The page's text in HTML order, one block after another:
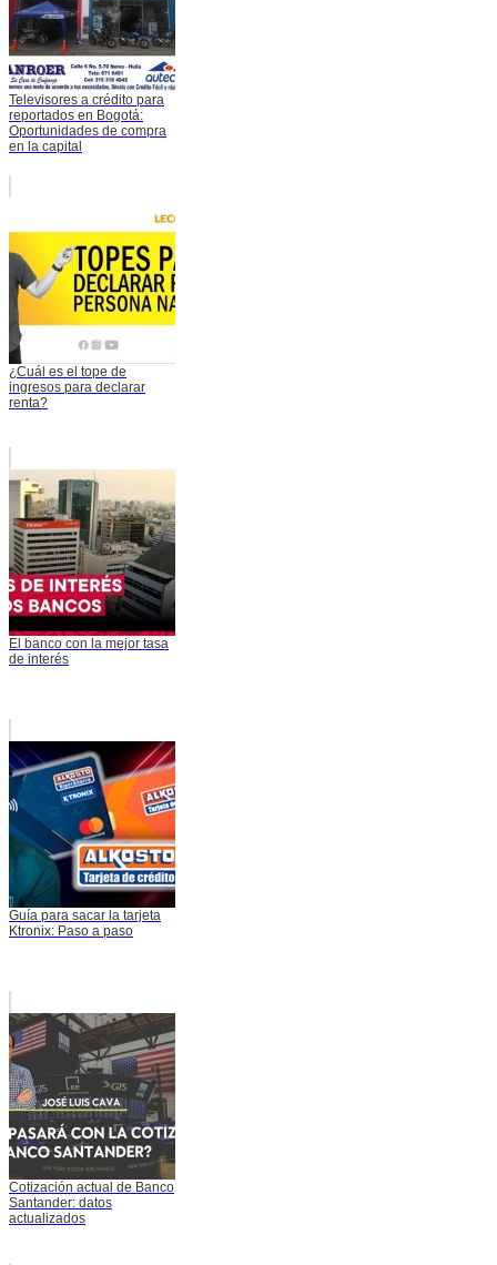
Televisores a crédito para
reportados en Bogotá:
Oportunidades de compra
en la capital
¿Cuál es el tope de
ingresos para declarar
renta?
El banco con la mejor tasa
de interés
Guía para sacar la tarjeta
Ktronix: Paso a paso
Cotización actual de Banco
Santander: datos
actualizados